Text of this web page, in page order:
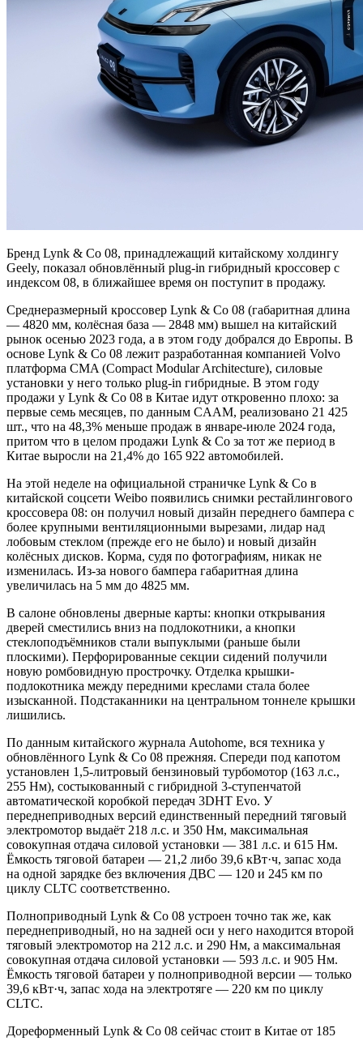
Бренд Lynk & Co 08, принадлежащий китайскому холдингу
Geely, показал обновлённый plug-in гибридный кроссовер с
индексом 08, в ближайшее время он поступит в продажу.
Среднеразмерный кроссовер Lynk & Co 08 (габаритная длина
— 4820 мм, колёсная база — 2848 мм) вышел на китайский
рынок осенью 2023 года, а в этом году добрался до Европы. В
основе Lynk & Co 08 лежит разработанная компанией Volvo
платформа CMA (Compact Modular Architecture), силовые
установки у него только plug-in гибридные. В этом году
продажи у Lynk & Co 08 в Китае идут откровенно плохо: за
первые семь месяцев, по данным CAAM, реализовано 21 425
шт., что на 48,3% меньше продаж в январе-июле 2024 года,
притом что в целом продажи Lynk & Co за тот же период в
Китае выросли на 21,4% до 165 922 автомобилей.
На этой неделе на официальной страничке Lynk & Co в
китайской соцсети Weibo появились снимки рестайлингового
кроссовера 08: он получил новый дизайн переднего бампера с
более крупными вентиляционными вырезами, лидар над
лобовым стеклом (прежде его не было) и новый дизайн
колёсных дисков. Корма, судя по фотографиям, никак не
изменилась. Из-за нового бампера габаритная длина
увеличилась на 5 мм до 4825 мм.
В салоне обновлены дверные карты: кнопки открывания
дверей сместились вниз на подлокотники, а кнопки
стеклоподъёмников стали выпуклыми (раньше были
плоскими). Перфорированные секции сидений получили
новую ромбовидную прострочку. Отделка крышки-
подлокотника между передними креслами стала более
изысканной. Подстаканники на центральном тоннеле крышки
лишились.
По данным китайского журнала Autohome, вся техника у
обновлённого Lynk & Co 08 прежняя. Спереди под капотом
установлен 1,5-литровый бензиновый турбомотор (163 л.с.,
255 Нм), состыкованный с гибридной 3-ступенчатой
автоматической коробкой передач 3DHT Evo. У
переднеприводных версий единственный передний тяговый
электромотор выдаёт 218 л.с. и 350 Нм, максимальная
совокупная отдача силовой установки — 381 л.с. и 615 Нм.
Ёмкость тяговой батареи — 21,2 либо 39,6 кВт·ч, запас хода
на одной зарядке без включения ДВС — 120 и 245 км по
циклу CLTC соответственно.
Полноприводный Lynk & Co 08 устроен точно так же, как
переднеприводный, но на задней оси у него находится второй
тяговый электромотор на 212 л.с. и 290 Нм, а максимальная
совокупная отдача силовой установки — 593 л.с. и 905 Нм.
Ёмкость тяговой батареи у полноприводной версии — только
39,6 кВт·ч, запас хода на электротяге — 220 км по циклу
CLTC.
Дореформенный Lynk & Co 08 сейчас стоит в Китае от 185